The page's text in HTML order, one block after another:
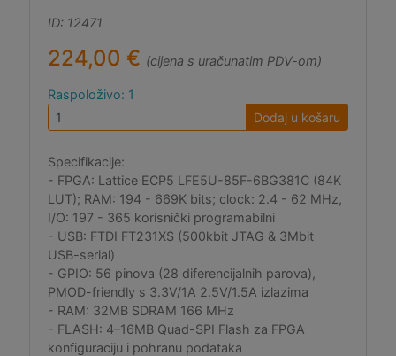
ID: 12471
224,00 € (cijena s uračunatim PDV-om)
Raspoloživo: 1
Dodaj u košaru
Specifikacije:
- FPGA: Lattice ECP5 LFE5U-85F-6BG381C (84K
LUT); RAM: 194 - 669K bits; clock: 2.4 - 62 MHz,
I/O: 197 - 365 korisnički programabilni
- USB: FTDI FT231XS (500kbit JTAG & 3Mbit
USB-serial)
- GPIO: 56 pinova (28 diferencijalnih parova),
PMOD-friendly s 3.3V/1A 2.5V/1.5A izlazima
- RAM: 32MB SDRAM 166 MHz
- FLASH: 4–16MB Quad-SPI Flash za FPGA
konfiguraciju i pohranu podataka